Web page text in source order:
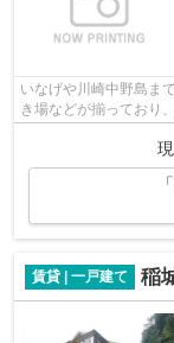
いなげや川崎中野島ま
き場などが揃っており
賃貸 | 一戸建て 稲